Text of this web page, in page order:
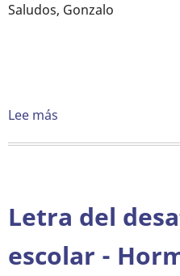
Saludos, Gonzalo
Lee más
Letra del
escolar -